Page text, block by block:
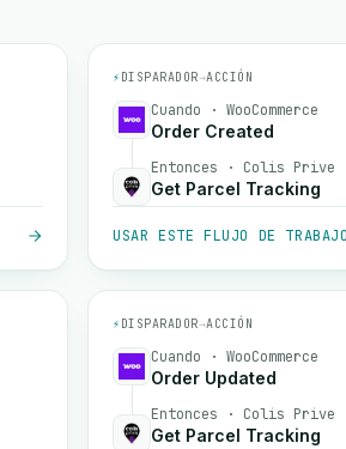
⚡ DISPARADOR→ACCIÓN
Cuando · WooCommerce
Order Created
Entonces · Colis Prive
Get Parcel Tracking
USAR ESTE FLUJO DE
⚡ DISPARADOR→ACCIÓN
Cuando · WooCommerce
Order Updated
Entonces · Colis Prive
Get Parcel Tracking